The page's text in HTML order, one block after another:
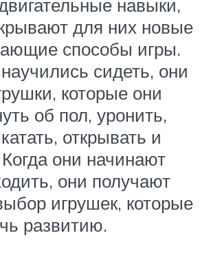
навыки,
для них новые
способы игры.
сидеть, они
которые они
об пол, уронить,
открывать и
они начинают
они получают
игрушек, которые
развитию.